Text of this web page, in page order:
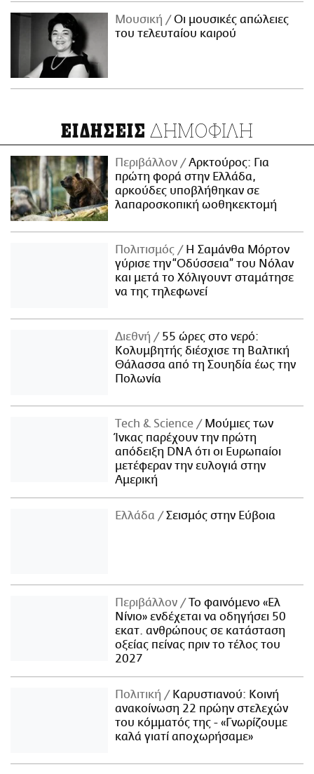
Μουσική
Οι μουσικές απώλειες
του τελευταίου καιρού
ΕΙΔΗΣΕΙΣ ΔΗΜΟΦΙΛΗ
Περιβάλλον
Αρκτούρος: Για
πρώτη φορά στην Ελλάδα,
αρκούδες υποβλήθηκαν σε
λαπαροσκοπική ωοθηκεκτομή
Πολιτισμός
Η Σαμάνθα Μόρτον
γύρισε την “Οδύσσεια” του Νόλαν
και μετά το Χόλιγουντ σταμάτησε
να της τηλεφωνεί
Διεθνή
55 ώρες στο νερό:
Κολυμβητής διέσχισε τη Βαλτική
Θάλασσα από τη Σουηδία έως την
Πολωνία
Τech & Science
Μούμιες των
Ίνκας παρέχουν την πρώτη
απόδειξη DNA ότι οι Ευρωπαίοι
μετέφεραν την ευλογιά στην
Αμερική
Ελλάδα Σεισμός στην Εύβοια
Περιβάλλον
Το φαινόμενο «Ελ
Νίνιο» ενδέχεται να οδηγήσει 50
εκατ. ανθρώπους σε κατάσταση
οξείας πείνας πριν το τέλος του
2027
Πολιτική
Καρυστιανού: Κοινή
ανακοίνωση 22 πρώην στελεχών
του κόμματός της - «Γνωρίζουμε
καλά γιατί αποχωρήσαμε»